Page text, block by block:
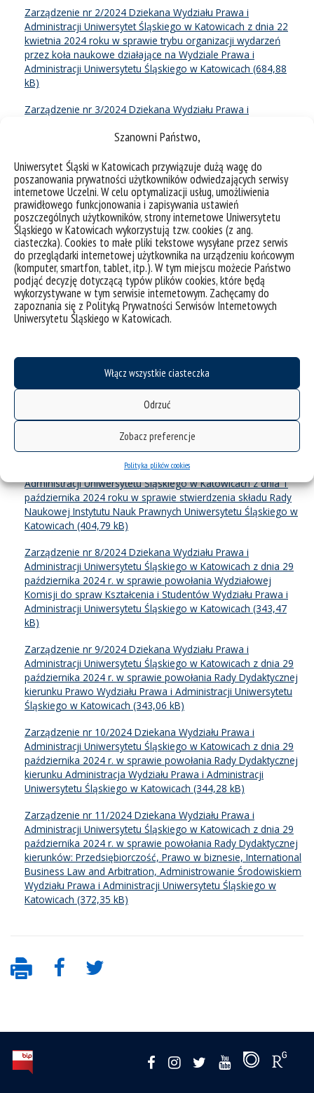
Szanowni Państwo,
Uniwersytet Śląski w Katowicach przywiązuje dużą wagę do
poszanowania prywatności użytkowników odwiedzających serwisy
internetowe Uczelni. W celu optymalizacji usług, umożliwienia
prawidłowego funkcjonowania i zapisywania ustawień
poszczególnych użytkowników, strony internetowe Uniwersytetu
Śląskiego w Katowicach wykorzystują tzw. cookies (z ang.
ciasteczka). Cookies to małe pliki tekstowe wysyłane przez serwis
do przeglądarki internetowej użytkownika na urządzeniu końcowym
(komputer, smartfon, tablet, itp.). W tym miejscu możecie Państwo
podjąć decyzję dotyczącą typów plików cookies, które będą
wykorzystywane w tym serwisie internetowym. Zachęcamy do
zapoznania się z Polityką Prywatności Serwisów Internetowych
Uniwersytetu Śląskiego w Katowicach.
Włącz wszystkie ciasteczka
Odrzuć
Zobacz preferencje
Polityka plików cookies
Zarządzenie nr 2/2024 Dziekana Wydziału Prawa i
Administracji Uniwersytet Śląskiego w Katowicach z dnia 22
kwietnia 2024 roku w sprawie trybu organizacji wydarzeń
przez koła naukowe działające na Wydziale Prawa i
Administracji Uniwersytetu Śląskiego w Katowicach
Zarządzenie nr 3/2024 Dziekana Wydziału Prawa i
sprawie powołania Wydziałowej Komisji do spraw Kształcenia
Śląskiego w Katowicach
Zarządzenie nr 4/2024 Dziekana Wydziału Prawa i
Administracji Uniwersytetu Śląskiego w Katowicach z dnia 16
września 2024 roku w sprawie powołania Rady Dydaktycznej
kierunku Prawo na Wydziale Prawa i Administracji
Uniwersytetu Śląskiego w Katowicach
Zarządzenie nr 5/2024 Dziekana Wydziału Prawa i
Administracji Uniwersytetu Śląskiego w Katowicach z dnia 16
września 2024 roku w sprawie powołania Rady Dydaktycznej
kierunku Administracja Wydziału Prawa i Administracji
Zarządzenie nr 6/2024 Dziekana Wydziału Prawa i
Administracji Uniwersytetu Śląskiego w Katowicach z dnia 16
września 2024 roku w sprawie powołania Rady Dydaktycznej
kierunków: Przedsiębiorczość, Prawo w biznesie, International
Business Law and Arbitration, Administrowanie środowiskiem
Zarządzenie nr 7/2024 Dziekana Wydziału Prawa i
Administracji Uniwersytetu Śląskiego w Katowicach z dnia 1
października 2024 roku w sprawie stwierdzenia składu Rady
Naukowej Instytutu Nauk Prawnych Uniwersytetu Śląskiego w
Katowicach
Zarządzenie nr 8/2024 Dziekana Wydziału Prawa i
Administracji Uniwersytetu Śląskiego w Katowicach z dnia 29
października 2024 r. w sprawie powołania Wydziałowej
Komisji do spraw Kształcenia i Studentów Wydziału Prawa i
Administracji Uniwersytetu Śląskiego w Katowicach
Zarządzenie nr 9/2024 Dziekana Wydziału Prawa i
Administracji Uniwersytetu Śląskiego w Katowicach z dnia 29
października 2024 r. w sprawie powołania Rady Dydaktycznej
kierunku Prawo Wydziału Prawa i Administracji Uniwersytetu
Śląskiego w Katowicach
Zarządzenie nr 10/2024 Dziekana Wydziału Prawa i
Administracji Uniwersytetu Śląskiego w Katowicach z dnia 29
października 2024 r. w sprawie powołania Rady Dydaktycznej
kierunku Administracja Wydziału Prawa i Administracji
Uniwersytetu Śląskiego w Katowicach
Zarządzenie nr 11/2024 Dziekana Wydziału Prawa i
Administracji Uniwersytetu Śląskiego w Katowicach z dnia 29
października 2024 r. w sprawie powołania Rady Dydaktycznej
kierunków: Przedsiębiorczość, Prawo w biznesie, International
Business Law and Arbitration, Administrowanie Środowiskiem
Wydziału Prawa i Administracji Uniwersytetu Śląskiego w
Katowicach